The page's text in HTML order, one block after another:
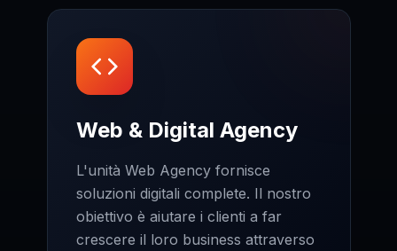
Web & Digital Agency
L'unità Web Agency fornisce
soluzioni digitali complete. Il nostro
obiettivo è aiutare i clienti a far
crescere il loro business attraverso